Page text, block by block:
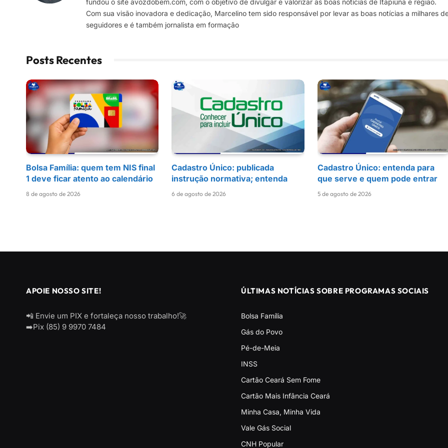
Com sua visão inovadora e dedicação, Marcelino tem sido responsável por levar as boas notícias a milhares
seguidores e é também jornalista em formação
Posts Recentes
Bolsa Família: quem tem NIS final
1 deve ficar atento ao calendário
8 de agosto de 2026
Cadastro Único: publicada
instrução normativa; entenda
6 de agosto de 2026
Cadastro Único: entenda para
que serve e quem pode entrar
5 de agosto de 2026
APOIE NOSSO SITE!
📲 Envie um PIX e fortaleça nosso trabalho!🚀
➡️Pix (85) 9 9970 7484
ÚLTIMAS NOTÍCIAS SOBRE PROGRAMAS SOCIAIS
Bolsa Família
Gás do Povo
Pé-de-Meia
INSS
Cartão Ceará Sem Fome
Cartão Mais Infância Ceará
Minha Casa, Minha Vida
Vale Gás Social
CNH Popular